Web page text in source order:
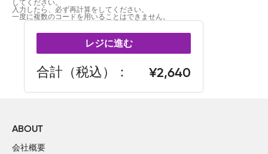
してください。
入力したら、必ず再計算をしてください。
一度に複数のコードを用いることはできません。
レジに進む
合計（税込） 2,640
ABOUT
会社概要